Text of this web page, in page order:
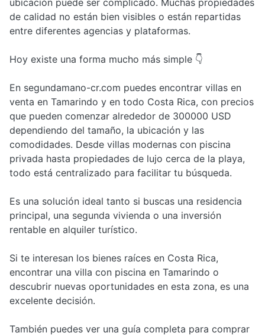
de calidad no están bien visibles o están repartidas
entre diferentes agencias y plataformas.
Hoy existe una forma mucho más simple 👇
En segundamano-cr.com puedes encontrar villas en
venta en Tamarindo y en todo Costa Rica, con precios
que pueden comenzar alrededor de 300000 USD
dependiendo del tamaño, la ubicación y las
comodidades. Desde villas modernas con piscina
privada hasta propiedades de lujo cerca de la playa,
todo está centralizado para facilitar tu búsqueda.
Es una solución ideal tanto si buscas una residencia
principal, una segunda vivienda o una inversión
rentable en alquiler turístico.
Si te interesan los bienes raíces en Costa Rica,
encontrar una villa con piscina en Tamarindo o
descubrir nuevas oportunidades en esta zona, es una
excelente decisión.
También puedes ver una guía completa para comprar